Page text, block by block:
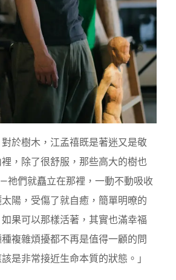
於樹木，江孟禧既是著迷又是敬
，除了很舒服，那些高大的樹也
祂們就矗立在那裡，一動不動吸收
陽，受傷了就自癒，簡單明暸的
果可以那樣活著，其實也滿幸福
複雜煩擾都不再是值得一顧的問
是非常接近生命本質的狀態。」